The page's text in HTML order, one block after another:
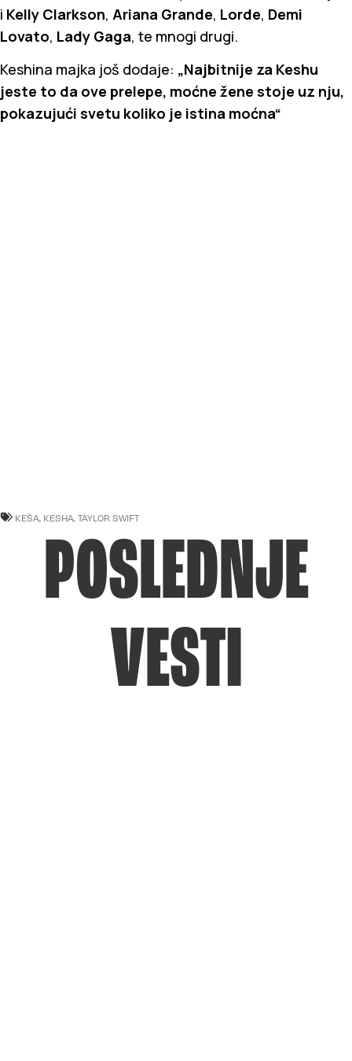
i Kelly Clarkson, Ariana Grande, Lorde, Demi
Lovato, Lady Gaga, te mnogi drugi.
Keshina majka još dodaje: „Najbitnije za Keshu
jeste to da ove prelepe, moćne žene stoje uz nju,
pokazujući svetu koliko je istina moćna“
KEŠA, KESHA, TAYLOR SWIFT
POSLEDNJE
VESTI